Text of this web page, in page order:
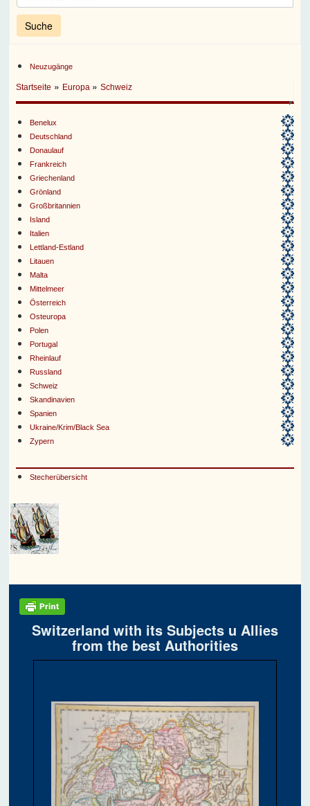
Neuzugänge
Startseite » Europa »Schweiz
Benelux
Deutschland
Donaulauf
Frankreich
Griechenland
Grönland
Großbritannien
Island
Italien
Lettland-Estland
Litauen
Malta
Mittelmeer
Österreich
Osteuropa
Polen
Portugal
Rheinlauf
Russland
Schweiz
Skandinavien
Spanien
Ukraine/Krim/Black Sea
Zypern
Stecherübersicht
Switzerland with its Subjects u Allies
from the best Authorities